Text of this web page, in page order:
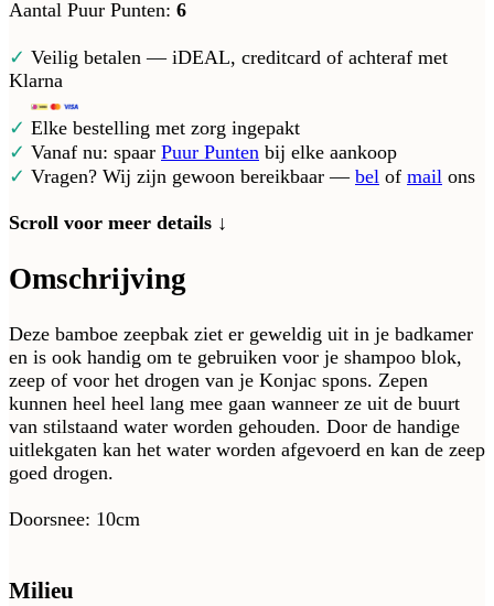
Aantal Puur Punten: 6
✓ Veilig betalen — iDEAL, creditcard of achteraf met
Klarna
✓ Elke bestelling met zorg ingepakt
✓ Vanaf nu: spaar Puur Punten bij elke aankoop
✓ Vragen? Wij zijn gewoon bereikbaar — bel of mail ons
Scroll voor meer details ↓
Omschrijving
Deze bamboe zeepbak ziet er geweldig uit in je badkamer
en is ook handig om te gebruiken voor je shampoo blok,
zeep of voor het drogen van je Konjac spons. Zepen
kunnen heel heel lang mee gaan wanneer ze uit de buurt
van stilstaand water worden gehouden. Door de handige
uitlekgaten kan het water worden afgevoerd en kan de zeep
goed drogen.
Doorsnee: 10cm
Milieu